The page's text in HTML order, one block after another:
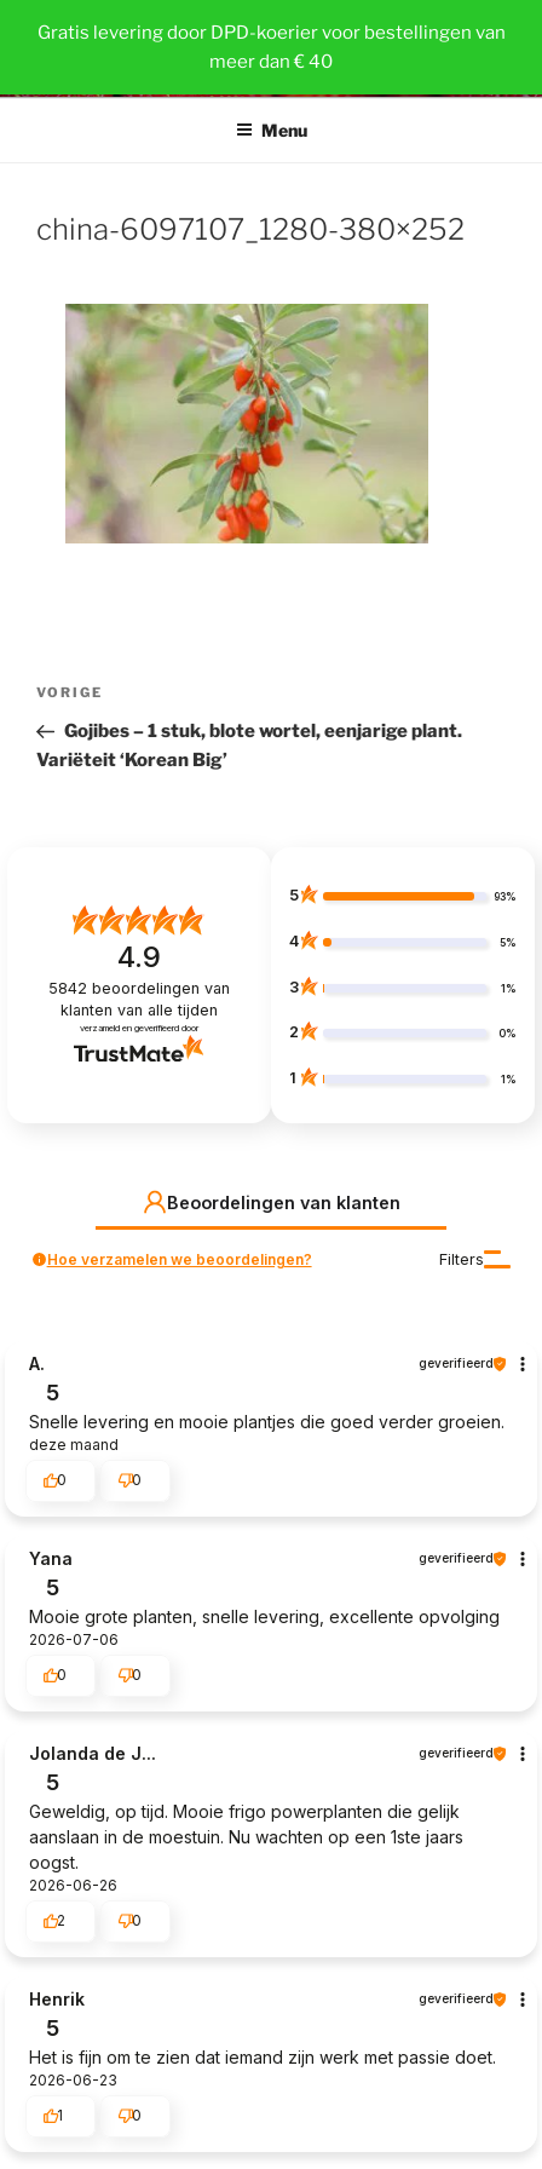
Gratis levering door DPD-koerier voor bestellingen van
meer dan € 40
inhoud
AARDBEIPLANTEN
Gezonde en sterke planten voor volkstuinders
Menu
china-6097107_1280-380×252
Bericht
Vorig
bericht
VORIGE
Gojibes – 1 stuk, blote wortel, eenjarige plant.
Variëteit ‘Korean Big’
4.9
5842 beoordelingen van
klanten van alle tijden
verzameld en geverifieerd door
5 93%
4 5%
3 1%
2 0%
1 1%
Beoordelingen van klanten
Filters
Hoe verzamelen we beoordelingen?
A. geverifieerd
5
Snelle levering en mooie plantjes die goed verder groeien.
deze maand
0
0
Yana geverifieerd
5
Mooie grote planten, snelle levering, excellente opvolging
2026-07-06
0
0
Jolanda de J... geverifieerd
5
Geweldig, op tijd. Mooie frigo powerplanten die gelijk
aanslaan in de moestuin. Nu wachten op een 1ste jaars
oogst.
2026-06-26
2
0
Henrik geverifieerd
5
Het is fijn om te zien dat iemand zijn werk met passie doet.
2026-06-23
1
0